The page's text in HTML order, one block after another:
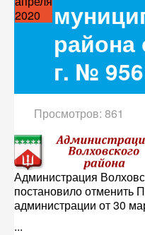
2020
района
г. № 956
Просмотров: 861
Администрация
постановило отменить
администрации от 30
...